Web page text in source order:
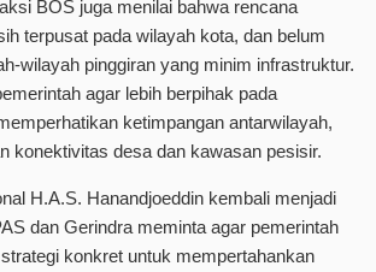
BOS juga menilai bahwa rencana
terpusat pada wilayah kota, dan belum
wilayah pinggiran yang minim infrastruktur.
agar lebih berpihak pada
ketimpangan antarwilayah,
konektivitas desa dan kawasan pesisir.
H.A.S. Hanandjoeddin kembali menjadi
dan Gerindra meminta agar pemerintah
konkret untuk mempertahankan